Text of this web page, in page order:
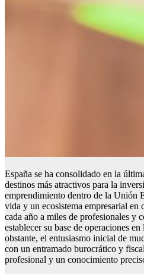
España se ha consolidado en la
destinos más atractivos para la
emprendimiento dentro de la Unión
vida y un ecosistema empresarial en
cada año a miles de profesionales y
establecer su base de operaciones
obstante, el entusiasmo inicial de
con un entramado burocrático y
profesional y un conocimiento